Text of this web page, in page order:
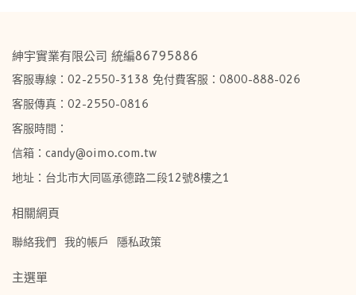
紳宇實業有限公司 統編86795886
客服專線：02-2550-3138 免付費客服：0800-888-026
客服傳真：02-2550-0816
客服時間：
信箱：candy@oimo.com.tw​
地址：台北市大同區承德路二段12號8樓之1
相關網頁
聯絡我們
我的帳戶 隱私政策
主選單